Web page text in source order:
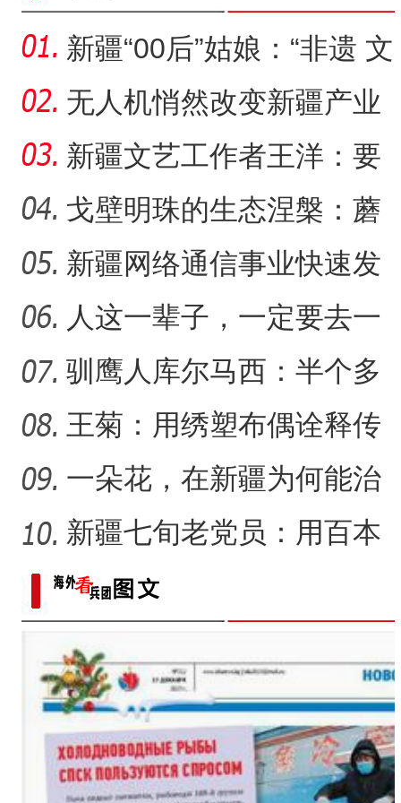
【与你为邻】西班牙机械师
【与你为邻】海比夫：用六
探访新疆和田玉博物馆 感
新疆杂话剧《兵团人家2》
新疆“00后”姑娘：“非遗 文
创”让传统文化“潮”
无人机悄然改变新疆产业
生产方式
新疆文艺工作者王洋：要
把美好的家乡唱给更多人
听
戈壁明珠的生态涅槃：蘑
菇湖水库的生态戍边战
新疆网络通信事业快速发
展 拉近世界与新疆距离
人这一辈子，一定要去一
趟新星市！
驯鹰人库尔马西：半个多
世纪的传统文化守望
王菊：用绣塑布偶诠释传
统符号与技艺
一朵花，在新疆为何能治
沙又致富？
新疆七旬老党员：用百本
日记记录村子半个多世纪
变